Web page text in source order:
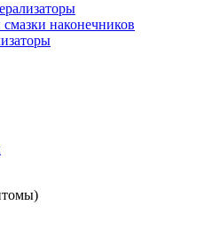
наконечников